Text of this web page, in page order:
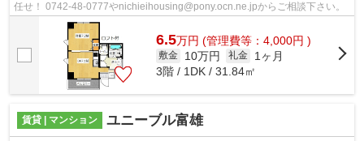
任せ！ 0742-48-0777やnichieihousing@pony.ocn.ne.jpからご相談下さい。
6.5万円 (管理費等：4,000円 )
敷金 10万円 礼金
1ヶ月
3階 / 1DK / 31.84㎡
賃貸 | マンション ユニーブル富雄